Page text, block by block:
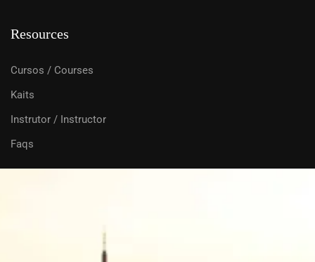
Resources
Cursos / Courses
Kaits
Instrutor / Instructor
Faqs